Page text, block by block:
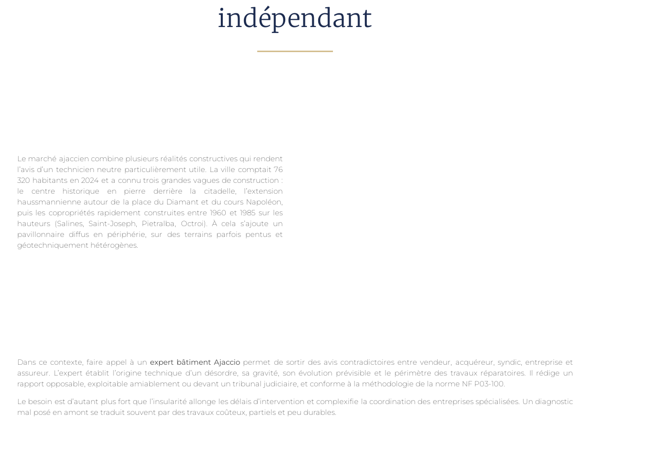
indépendant
Le marché ajaccien combine plusieurs réalités constructives qui rendent
l’avis d’un technicien neutre particulièrement utile. La ville comptait 76
320 habitants en 2024 et a connu trois grandes vagues de construction :
le centre historique en pierre derrière la citadelle, l’extension
haussmannienne autour de la place du Diamant et du cours Napoléon,
puis les copropriétés rapidement construites entre 1960 et 1985 sur les
hauteurs (Salines, Saint-Joseph, Pietralba, Octroi). À cela s’ajoute un
pavillonnaire diffus en périphérie, sur des terrains parfois pentus et
géotechniquement hétérogènes.
Dans ce contexte, faire appel à un expert bâtiment Ajaccio permet de sortir des avis contradictoires entre vendeur, acquéreur, syndic, entreprise et
assureur. L’expert établit l’origine technique d’un désordre, sa gravité, son évolution prévisible et le périmètre des travaux réparatoires. Il rédige un
rapport opposable, exploitable amiablement ou devant un tribunal judiciaire, et conforme à la méthodologie de la norme NF P03-100.
Le besoin est d’autant plus fort que l’insularité allonge les délais d’intervention et complexifie la coordination des entreprises spécialisées. Un diagnostic
mal posé en amont se traduit souvent par des travaux coûteux, partiels et peu durables.